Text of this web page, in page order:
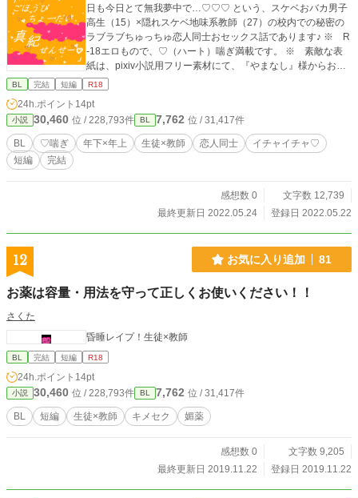
日も今日とて無我夢中で…♡♡♡ という、スケベおバカ男子
高生（15）×隠れスケベ地味系教師（27）の校内での秘密の
ラブラブちゅっちゅ恋人同士おセックス話であります♪ ※ R
-18エロもので、♡（ハート）喘ぎ満載です。 ※ 素敵な表
紙は、pixiv小説用フリー素材にて、『やまなし』様からお借
りしました。ありがとうございます！
BL 完結 短編 R18
24h.ポイント 14pt
小説 30,460 位 / 228,793件 BL 7,762 位 / 31,417件
BL ♡喘ぎ 年下×年上 生徒×教師 恋人同士
イチャイチャ♡
短編
完結
感想数 0
文字数 12,739
最終更新日 2022.05.24
登録日 2022.05.22
12 お気に入り追加 81
お薬は容量・用法を守って正しくお使いください！！
さくた
昏睡レイプ！生徒×教師
BL 完結 短編 R18
24h.ポイント 14pt
小説 30,460 位 / 228,793件 BL 7,762 位 / 31,417件
BL 短編 生徒×教師 キメセク 媚薬
感想数 0
文字数 9,205
最終更新日 2019.11.22
登録日 2019.11.22